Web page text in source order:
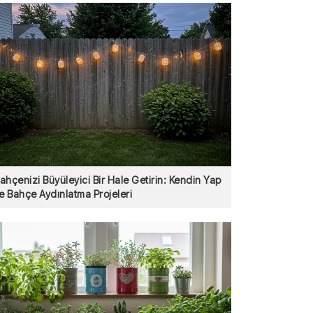
Büyüleyici Bir Hale Getirin: Kendin Yap
Bahçe Aydınlatma Projeleri